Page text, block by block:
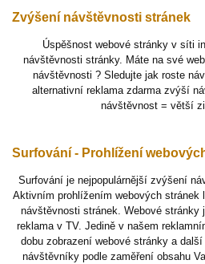
Zvýšení návštěvnosti stránek
Úspěšnost webové stránky v síti
návštěvnosti stránky. Máte na své
návštěvnosti ? Sledujte jak roste
alternativní reklama zdarma zvýší
návštěvnost = větší
Surfování - Prohlížení
Surfování je nejpopulárnější zvýšení
Aktivním prohlížením webových stránek
návštěvnosti stránek. Webové stránky
reklama v TV. Jedině v našem
dobu zobrazení webové stránky a
návštěvníky podle zaměření obsahu